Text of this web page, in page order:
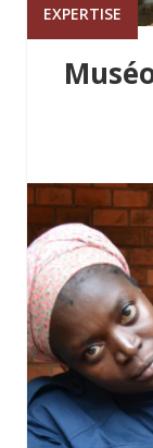
EXPERTISE